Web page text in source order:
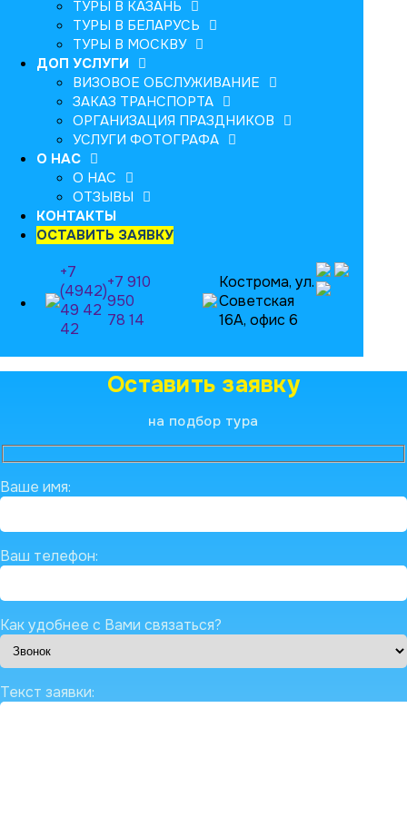
ТУРЫ В КАЗАНЬ
ТУРЫ В БЕЛАРУСЬ
ТУРЫ В МОСКВУ
ДОП УСЛУГИ
ВИЗОВОЕ ОБСЛУЖИВАНИЕ
ЗАКАЗ ТРАНСПОРТА
ОРГАНИЗАЦИЯ ПРАЗДНИКОВ
УСЛУГИ ФОТОГРАФА
О НАС
О НАС
ОТЗЫВЫ
КОНТАКТЫ
ОСТАВИТЬ ЗАЯВКУ
+7
(4942)
49 42
42
+7 910
950
78 14
Кострома, ул.
Советская
16А, офис 6
Оставить заявку
на подбор тура
Ваше имя:
Ваш телефон:
Как удобнее с Вами связаться?
Текст заявки: